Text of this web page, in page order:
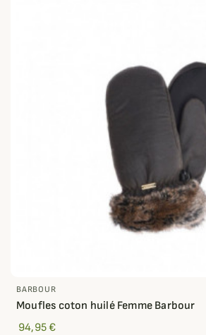
BARBOUR
Moufles coton huilé Femme Barbour
94,95 €